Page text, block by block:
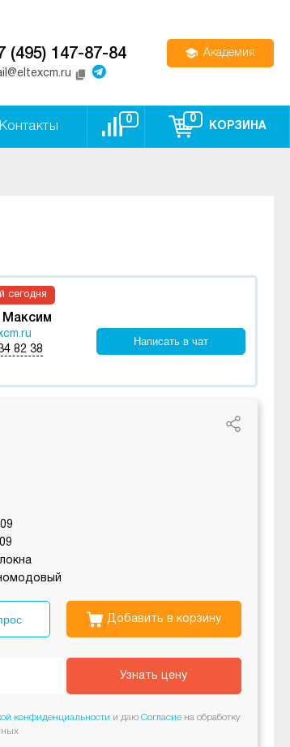
(495) 147-87-84 Академия
Контакты
0 0
КОРЗИНА
сегодня
Максим
82 38
Написать в чат
Добавить в корзину
Узнать цену
конфиденциальности и даю Согласиена обработку